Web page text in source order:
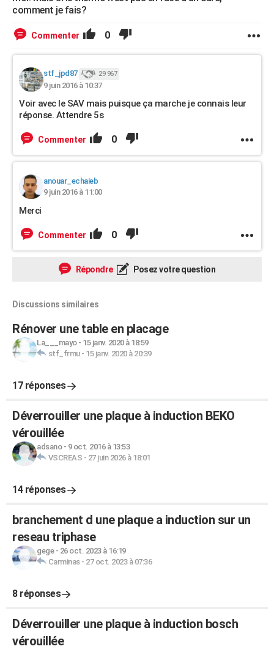
comment je fais?
Commenter 0
stf_jpd87 29 967
9 juin 2016 à 10:37
Voir avec le SAV mais puisque ça marche je connais leur
réponse. Attendre 5s
Commenter 0
anouar_echaieb
9 juin 2016 à 11:00
Merci
Commenter 0
Répondre Posez votre question
Discussions similaires
Rénover une table en placage
La___mayo- 15 janv. 2020 à 18:59
stf_frmu- 15 janv. 2020 à 20:39
17 réponses
Déverrouiller une plaque à induction BEKO
vérouillée
adsano- 9 oct. 2016 à 13:53
VSCREAS - 27 juin 2026 à 18:01
14 réponses
branchement d une plaque a induction sur un
reseau triphase
gege- 26 oct. 2023 à 16:19
Carminas- 27 oct. 2023 à 07:36
8 réponses
Déverrouiller une plaque à induction bosch
vérouillée